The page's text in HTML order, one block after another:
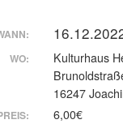
WO:
Kulturhaus
16247
6,00€